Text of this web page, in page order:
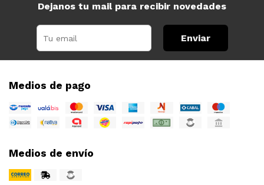
Dejanos tu mail para recibir novedades
Enviar
Medios de pago
Medios de envío